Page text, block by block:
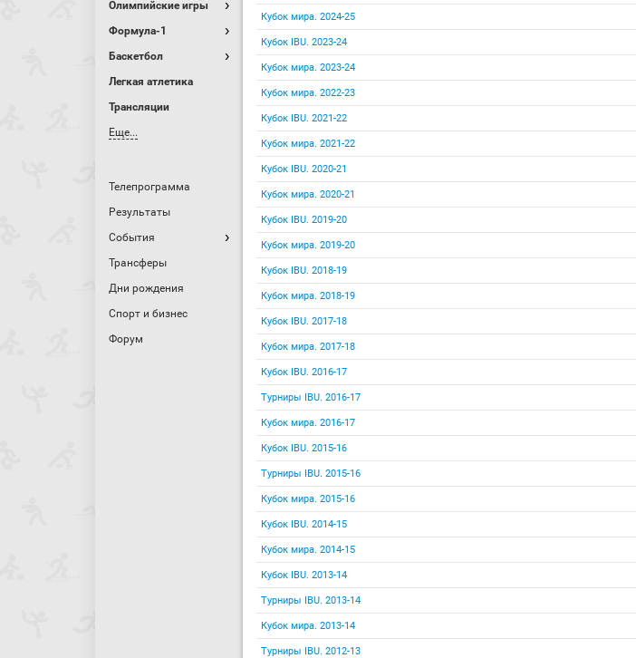
Олимпийские игры
Формула-1
Баскетбол
Легкая атлетика
Трансляции
Еще...
Телепрограмма
Результаты
События
Трансферы
Дни рождения
Спорт и бизнес
Форум
Кубок мира. 2024-25
Кубок IBU. 2023-24
Кубок мира. 2023-24
Кубок мира. 2022-23
Кубок IBU. 2021-22
Кубок мира. 2021-22
Кубок IBU. 2020-21
Кубок мира. 2020-21
Кубок IBU. 2019-20
Кубок мира. 2019-20
Кубок IBU. 2018-19
Кубок мира. 2018-19
Кубок IBU. 2017-18
Кубок мира. 2017-18
Кубок IBU. 2016-17
Турниры IBU. 2016-17
Кубок мира. 2016-17
Кубок IBU. 2015-16
Турниры IBU. 2015-16
Кубок мира. 2015-16
Кубок IBU. 2014-15
Кубок мира. 2014-15
Кубок IBU. 2013-14
Турниры IBU. 2013-14
Кубок мира. 2013-14
Турниры IBU. 2012-13